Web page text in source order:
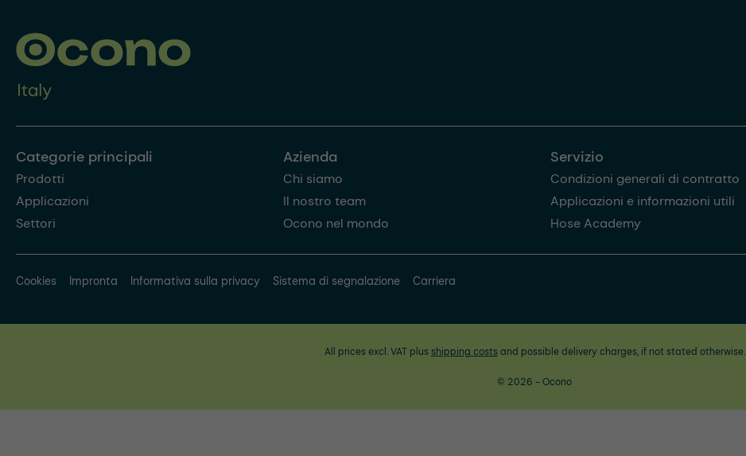
Categorie principali
Prodotti
Applicazioni
Settori
Azienda
Chi siamo
Il nostro team
Ocono nel mondo
Servizio
Condizioni generali di contratto
Applicazioni e informazioni utili
Hose Academy
Cookies Impronta Informativa sulla privacy Sistema di segnalazione Carriera
All prices excl. VAT plus shipping costsand possible delivery charges, if not stated otherwise.
© 2026 - Ocono